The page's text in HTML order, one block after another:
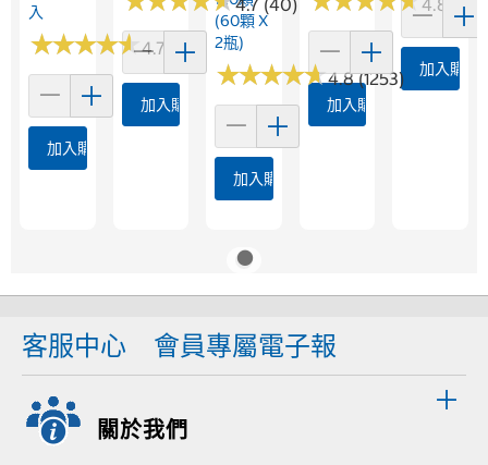
入
★★★★★
★★★★★4.7 (73)
加入購物車
4.7 (40)
加入購物車
(60顆 X
2瓶)
★★★★★
★★★★★4.8 (1253)
加入購物車
4.8
加入購物車
加入購物
客服中心 會員專屬電子報
關於我們